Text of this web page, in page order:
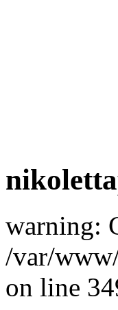
warning:
/var/
on line